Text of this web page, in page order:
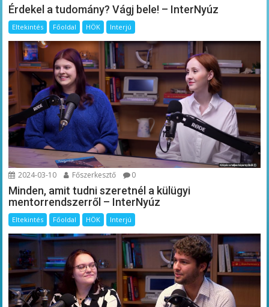
Érdekel a tudomány? Vágj bele! – InterNyúz
Eltekintés Főoldal HÖK Interjú
2024-03-10 Főszerkesztő 0
Minden, amit tudni szeretnél a külügyi
mentorrendszerről – InterNyúz
Eltekintés Főoldal HÖK Interjú